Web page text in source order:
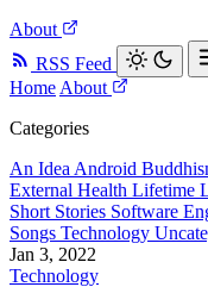
About
RSS Feed
Home About
Categories
An Idea Android
External Health Lifetime
Short Stories Software
Songs Technology
Jan 3, 2022
Technology